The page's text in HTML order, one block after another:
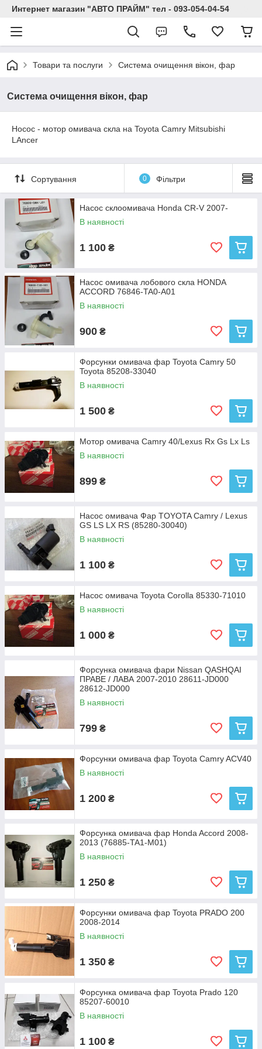
Интернет магазин "АВТО ПРАЙМ" тел - 093-054-04-54
Товари та послуги Система очищення вікон, фар
Система очищення вікон, фар
Носос - мотор омивача скла на Toyota Camry Mitsubishi
LAncer
Сортування 0 Фільтри
Насос склоомивача Honda CR-V 2007-
В наявності
1 100 ₴
Насос омивача лобового скла HONDA
ACCORD 76846-TA0-A01
В наявності
900 ₴
Форсунки омивача фар Toyota Camry 50
Toyota 85208-33040
В наявності
1 500 ₴
Мотор омивача Camry 40/Lexus Rx Gs Lx Ls
В наявності
899 ₴
Насос омивача Фар TOYOTA Camry / Lexus
GS LS LX RS (85280-30040)
В наявності
1 100 ₴
Насос омивача Toyota Corolla 85330-71010
В наявності
1 000 ₴
Форсунка омивача фари Nissan QASHQAI
ПРАВЕ / ЛАВА 2007-2010 28611-JD000
28612-JD000
В наявності
799 ₴
Форсунки омивача фар Toyota Camry ACV40
В наявності
1 200 ₴
Форсунка омивача фар Honda Accord 2008-
2013 (76885-TA1-M01)
В наявності
1 250 ₴
Форсунки омивача фар Toyota PRADO 200
2008-2014
В наявності
1 350 ₴
Форсунка омивача фар Toyota Prado 120
85207-60010
В наявності
1 100 ₴